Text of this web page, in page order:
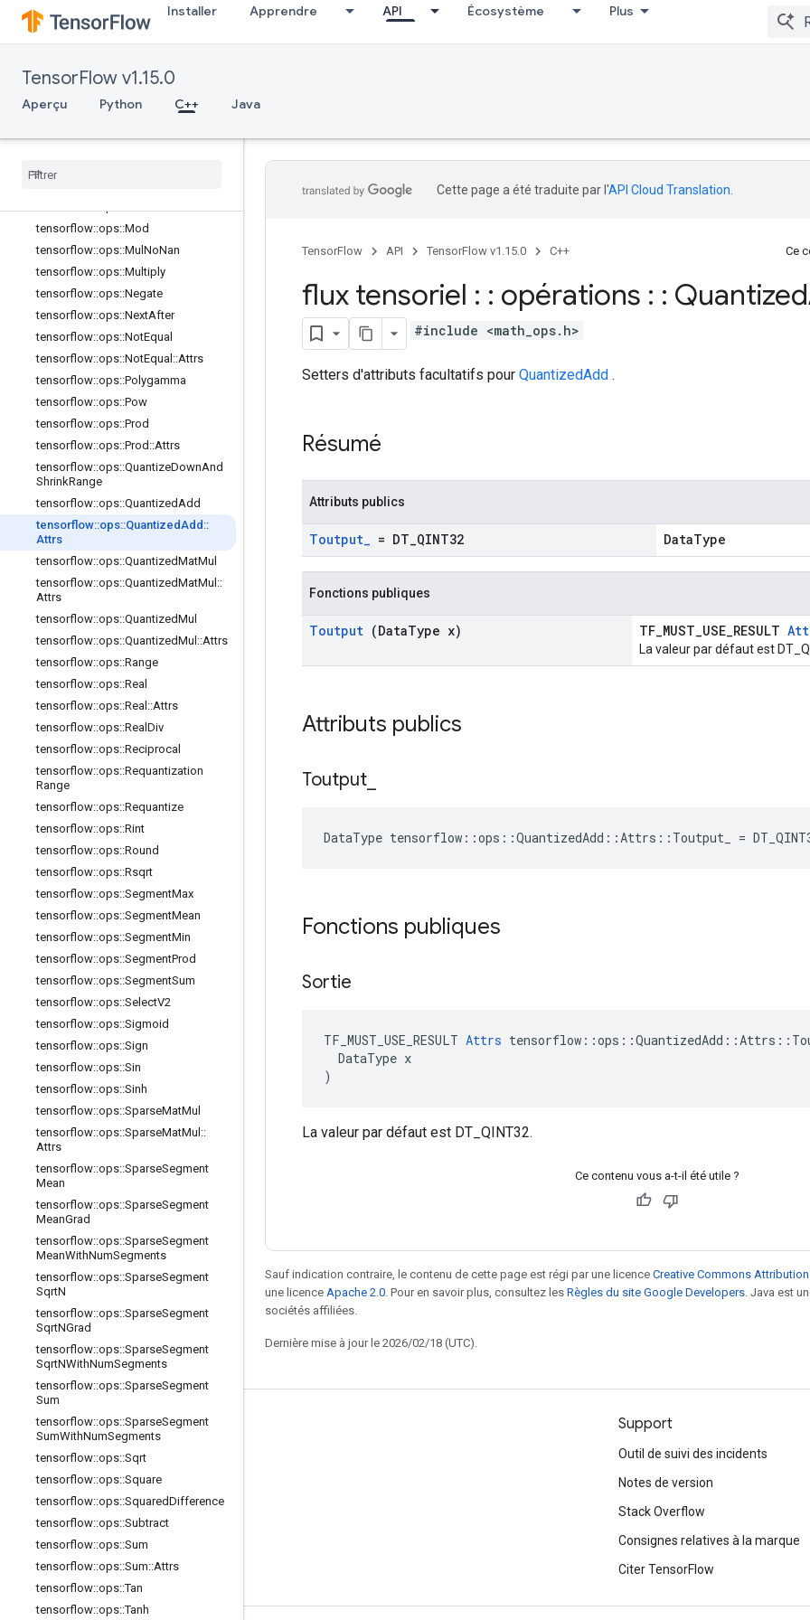
Installer Apprendre API Écosystème Plus
TensorFlow v1.15.0
Aperçu Python C++ Java
tensorflow::ops::MatMul
tensorflow::ops::MatMul::Attrs
tensorflow::ops::Max::Attrs
tensorflow::ops::Maximum
tensorflow::ops::Mean::Attrs
tensorflow::ops::Mod
tensorflow::ops::Mul NoNan
tensorflow::ops::Multiply
tensorflow::ops::Negate
tensorflow::ops::NextAfter
tensorflow::ops::NotEqual
tensorflow::ops::NotEqual ::Attrs
tensorflow::ops::Polygamma
tensorflow::ops::Pow
tensorflow::ops::Prod
tensorflow::ops::Prod ::Attrs
tensorflow::ops::QuantizeDownAnd
ShrinkRange
tensorflow::ops::QuantizedAdd
tensorflow::ops::QuantizedAdd ::
Attrs
tensorflow::ops::QuantizedMatMul
tensorflow::ops::QuantizedMatMul ::
Attrs
tensorflow::ops::QuantizedMul
tensorflow::ops::QuantizedMul ::Attrs
tensorflow::ops::Range
tensorflow::ops::Real
tensorflow::ops::Real ::Attrs
tensorflow::ops::Real Div
tensorflow::ops::Reciprocal
tensorflow::ops::Requantization
Range
tensorflow::ops::Requantize
tensorflow::ops::Rint
tensorflow::ops::Round
tensorflow::ops::Rsqrt
tensorflow::ops::SegmentMax
tensorflow::ops::SegmentMean
tensorflow::ops::SegmentMin
tensorflow::ops::SegmentProd
tensorflow::ops::SegmentSum
tensorflow::ops::SelectV2
tensorflow::ops::Sigmoid
tensorflow::ops::Sign
tensorflow::ops::Sin
tensorflow::ops::Sinh
tensorflow::ops::SparseMatMul
tensorflow::ops::SparseMatMul ::
Attrs
tensorflow::ops::SparseSegment
Mean
tensorflow::ops::SparseSegment
MeanGrad
tensorflow::ops::SparseSegment
MeanWithNumSegments
tensorflow::ops::SparseSegment
SqrtN
tensorflow::ops::SparseSegment
SqrtNGrad
tensorflow::ops::SparseSegment
SqrtNWithNumSegments
tensorflow::ops::SparseSegment
Sum
tensorflow::ops::SparseSegment
SumWithNumSegments
tensorflow::ops::Sqrt
tensorflow::ops::Square
tensorflow::ops::SquaredDifference
tensorflow::ops::Subtract
tensorflow::ops::Sum
tensorflow::ops::Sum::Attrs
tensorflow::ops::Tan
tensorflow::ops::Tanh
Cette page a été traduite par l'API Cloud Translation
TensorFlow API TensorFlow v1.15.0 C++ Ce
flux tensoriel : : opérations : : Quantized
#include <math_ops.h>
Setters d'attributs facultatifs pour QuantizedAdd .
Résumé
Attributs publics
Toutput_ = DT QINT32 DataType
Fonctions publiques
Toutput (DataType x) TF_MUST_USE_RESULT
La valeur par défaut est
Attributs publics
Toutput
DataType tensorflow::ops::QuantizedAdd::Attrs::Toutput_ =
Fonctions publiques
Sortie
TF_MUST_USE_RESULT Attrs
  DataType x
)
La valeur par défaut est DT_QINT32.
Ce contenu vous a-t-il été utile ?
Sauf indication contraire, le contenu de cette page est régi par une licence Creative Commons
une licence Apache 2.0 . Pour en savoir plus, consultez les Règles du site Google Developers . Java est
sociétés affiliées.
Dernière mise à jour le 2026/02/18 (UTC).
Rester connecté
Blog
Forum
Twitter
YouTube
Support
Outil de suivi des incidents
Notes de version
Stack Overflow
Consignes relatives à la marque
Citer TensorFlow